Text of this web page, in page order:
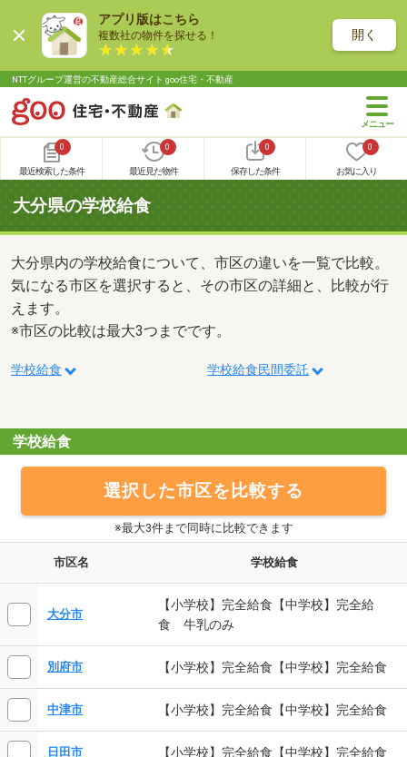
アプリ版はこちら
複数社の物件を探せる！ 開く
NTTグループ運営の不動産総合サイト goo住宅・不動産
0
最近検索した条件
0
最近見た物件
0
保存した条件
0
お気に入り
大分県の学校給食
大分県内の学校給食について、市区の違いを一覧で比較。
気になる市区を選択すると、その市区の詳細と、比較が行
えます。
※市区の比較は最大3つまでです。
学校給食 学校給食民間委託
学校給食
選択した市区を比較する
※最大3件まで同時に比較できます
市区名 学校給食
大分市
【小学校】完全給食【中学校】完全給
食 牛乳のみ
別府市 【小学校】完全給食【中学校】完全給食
中津市 【小学校】完全給食【中学校】完全給食
日田市 【小学校】完全給食【中学校】完全給食